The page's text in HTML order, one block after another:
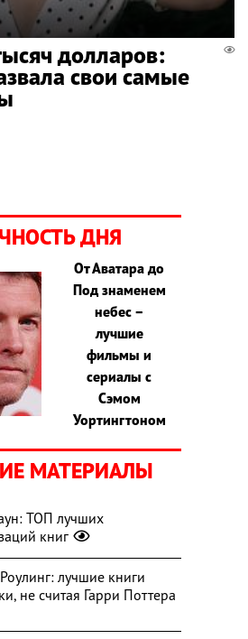
долларов:
свои самые
ДНЯ
От Аватара до
Под знаменем
небес –
лучшие
фильмы и
сериалы с
Сэмом
Уортингтоном
МАТЕРИАЛЫ
ТОП лучших
книг
лучшие книги
не считая Гарри Поттера